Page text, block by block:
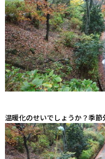
温暖化のせいでしょうか？季節